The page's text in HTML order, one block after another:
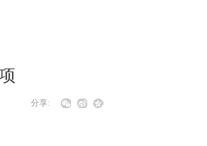
分享: